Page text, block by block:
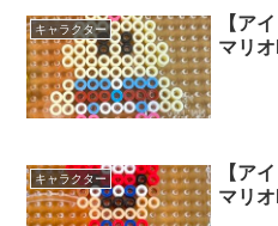
キャラクター
【ア
マリ
キャラクター
【ア
マリ